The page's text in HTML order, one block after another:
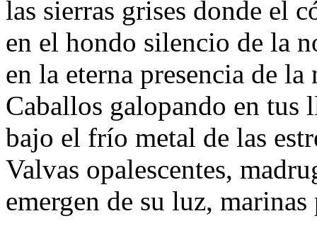
las sierras grises donde el
en el hondo silencio de la
en la eterna presencia de la
Caballos galopando en tus
bajo el frío metal de las
Valvas opalescentes,
emergen de su luz, marinas